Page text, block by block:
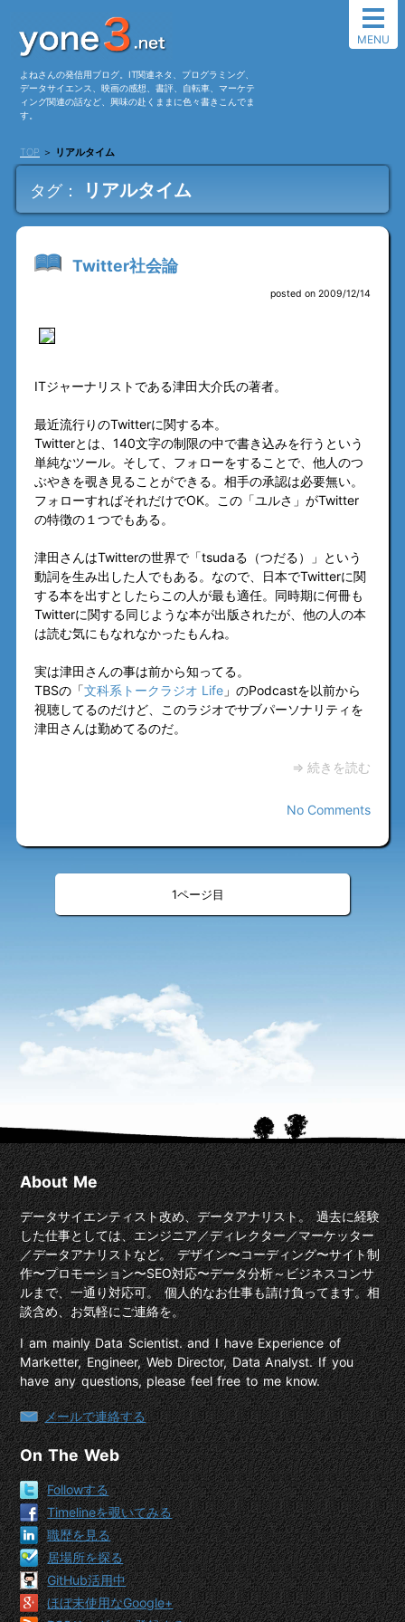
よねさんの発信用ブログ。IT関連ネタ、プログラミング、
データサイエンス、映画の感想、書評、自転車、マーケテ
ィング関連の話など、興味の赴くままに色々書きこんでま
す。
TOP ＞ リアルタイム
MENU
タグ： リアルタイム
Twitter社会論
posted on 2009/12/14
ITジャーナリストである津田大介氏の著者。
最近流行りのTwitterに関する本。
Twitterとは、140文字の制限の中で書き込みを行うという
単純なツール。そして、フォローをすることで、他人のつ
ぶやきを覗き見ることができる。相手の承認は必要無い。
フォローすればそれだけでOK。この「ユルさ」がTwitter
の特徴の１つでもある。
津田さんはTwitterの世界で「tsudaる（つだる）」という
動詞を生み出した人でもある。なので、日本でTwitterに関
する本を出すとしたらこの人が最も適任。同時期に何冊も
Twitterに関する同じような本が出版されたが、他の人の本
は読む気にもなれなかったもんね。
実は津田さんの事は前から知ってる。
TBSの「文科系トークラジオ Life」のPodcastを以前から
視聴してるのだけど、このラジオでサブパーソナリティを
津田さんは勤めてるのだ。
⇒ 続きを読む
No Comments
1
About Me
データサイエンティスト改め、データアナリスト。 過去に経験
した仕事としては、エンジニア／ディレクター／マーケッター
／データアナリストなど。 デザイン〜コーディング〜サイト制
作〜プロモーション〜SEO対応〜データ分析～ビジネスコンサ
ルまで、一通り対応可。 個人的なお仕事も請け負ってます。相
談含め、お気軽にご連絡を。
I am mainly Data Scientist. and I have Experience of
Marketter, Engineer, Web Director, Data Analyst. If you
have any questions, please feel free to me know.
メールで連絡する
On The Web
Followする
Timelineを覗いてみる
職歴を見る
居場所を探る
GitHub活用中
ほぼ未使用なGoogle+